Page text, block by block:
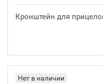
Кронштейн для
Нет в наличии